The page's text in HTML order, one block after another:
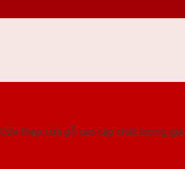
Cửa thép,cửa gỗ cao cấp chất lượng